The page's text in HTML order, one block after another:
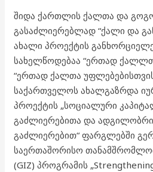
შიდა ქართლის ქალთა და
გასაძლიერებლად “ქალი და
ახალი პროექტის
სახელწოდებაა “ერთად
“ერთად ქალთა
საქართველოს ახალგაზრდა
პროექტის „სოციალური
გაძლიერებითა და
გაძლიერებით“ ფარგლებში
საერთაშორისო
(GIZ) პროგრამის